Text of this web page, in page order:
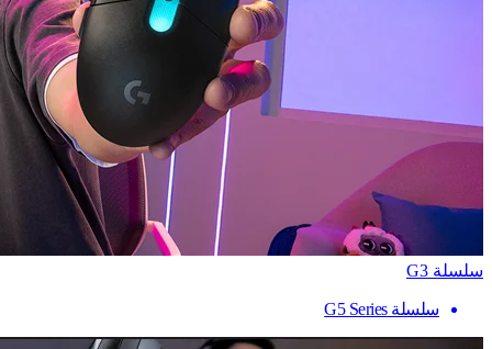
سلسلة G3
سلسلة G5 Series